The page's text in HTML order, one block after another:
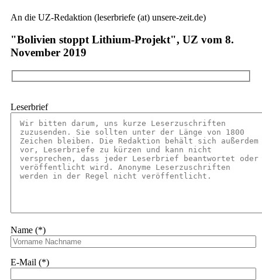
An die UZ-Redaktion (leserbriefe (at) unsere-zeit.de)
"Bolivien stoppt Lithium-Projekt", UZ vom 8.
November 2019
Leserbrief
Name (*)
E-Mail (*)